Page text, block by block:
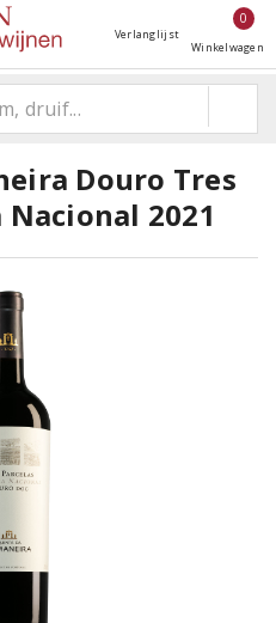
Verlanglijst
0
Winkelwagen
Douro Tres
2021